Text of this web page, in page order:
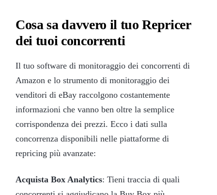
Cosa sa davvero il tuo Repricer
dei tuoi concorrenti
Il tuo software di monitoraggio dei concorrenti di
Amazon e lo strumento di monitoraggio dei
venditori di eBay raccolgono costantemente
informazioni che vanno ben oltre la semplice
corrispondenza dei prezzi. Ecco i dati sulla
concorrenza disponibili nelle piattaforme di
repricing più avanzate:
Acquista Box Analytics: Tieni traccia di quali